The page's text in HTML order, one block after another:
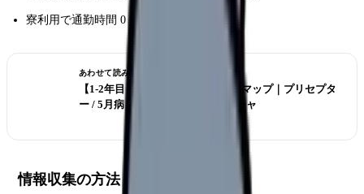
寮利用で通勤時間 0 分も選択肢
あわせて読みたい
【1-2年目】新人看護師の悩み完全マップ｜プリセプタ
ー / 5月病 / インシデント / 配属ガチャ
情報収集の方法